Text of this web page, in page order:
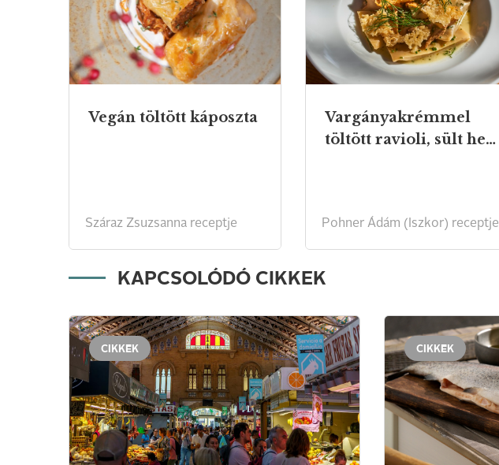
Vegán töltött káposzta
Száraz Zsuzsanna receptje
Vargányakrémmel
töltött ravioli, sült hegyi sajttal
Pohner Ádám (Iszkor) receptje
KAPCSOLÓDÓ CIKKEK
CIKKEK CIKKEK